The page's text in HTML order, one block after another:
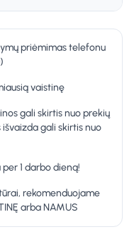
priėmimas telefonu
vaistinę
gali skirtis nuo prekių
išvaizda gali skirtis nuo
1 darbo dieną!
rekomenduojame
arba NAMUS